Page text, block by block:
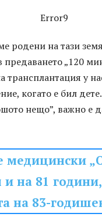
Error9
родени на тази
„120
трансплантация у
когато е бил
нещо”, важно е
на 81
на 83-